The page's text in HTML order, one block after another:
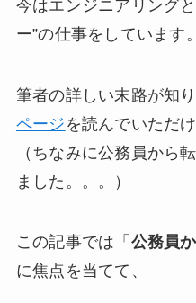
今はエンジニアリング
ー”の仕事をしています。
筆者の詳しい末路が知り
ページ を読んでいただ
（ちなみに公務員から
ました。。。）
この記事では「 公務員
に焦点を当てて、